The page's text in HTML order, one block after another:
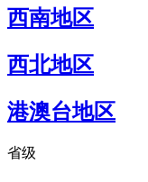
西南地区
西北地区
港澳台地区
省级